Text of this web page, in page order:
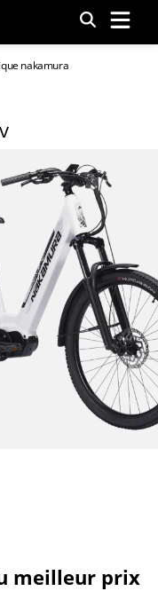
Menu
nakamura
meilleur prix